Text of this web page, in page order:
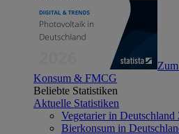
Konsum & FMCG
Beliebte Statistiken
Aktuelle Statistiken
Vegetarier in Deutschland
Bierkonsum in